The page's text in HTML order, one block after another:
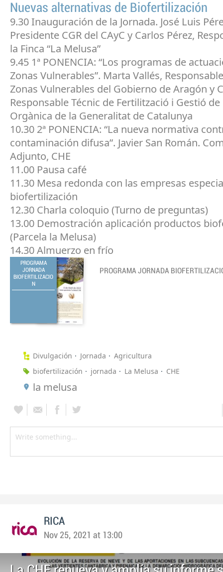
Nuevas alternativas de Biofertilización
9.30 Inauguración de la Jornada. José Luis
Presidente CGR del CAyC y Carlos Pérez,
la Finca “La Melusa”
9.45 1ª PONENCIA: “Los programas de
Zonas Vulnerables”. Marta Vallés,
Zonas Vulnerables del Gobierno de Aragón y
Responsable Técnic de Fertilització i Gestió
Orgànica de la Generalitat de Catalunya
10.30 2ª PONENCIA: “La nueva normativa
contaminación difusa”. Javier San Román.
Adjunto, CHE
11.00 Pausa café
11.30 Mesa redonda con las empresas
biofertilización
12.30 Charla coloquio (Turno de preguntas)
13.00 Demostración aplicación productos
(Parcela la Melusa)
14.30 Almuerzo en frío
PROGRAMA
JORNADA
BIOFERTILIZACIO
N
PROGRAMA JORNADA
Divulgación Jornada
Agricultura
biofertilización
jornada La Melusa CHE
la melusa
RICA
Nov 25, 2021 at 13:00